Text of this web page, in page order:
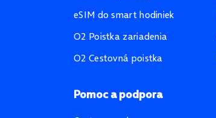
eSIM do smart hodiniek
O2 Poistka zariadenia
O2 Cestovná poistka
Pomoc a podpora